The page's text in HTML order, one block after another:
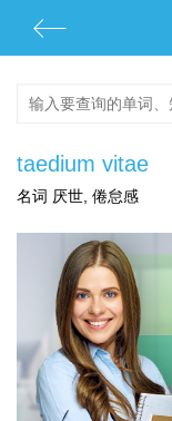
taedium vitae
名词 厌世, 倦怠感